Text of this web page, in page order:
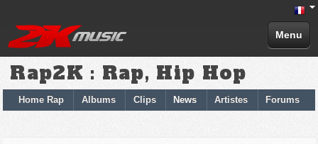
Menu
Rap2K : Rap, Hip Hop
Home Rap Albums Clips News Artistes Forums